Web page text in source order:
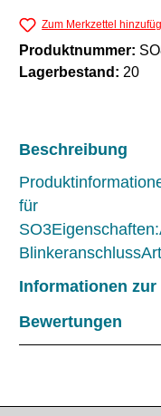
Zum Merkzettel
Produktnummer:
Lagerbestand: 20
Beschreibung
für
Informationen
Bewertungen